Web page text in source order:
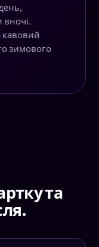
вночі.
кавовий
зимового
та